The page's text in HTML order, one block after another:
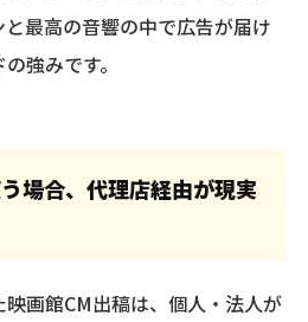
最高の音響の中で広告が届け
強みです。
場合、代理店経由が現実
画館CM出稿は、個人・法人が